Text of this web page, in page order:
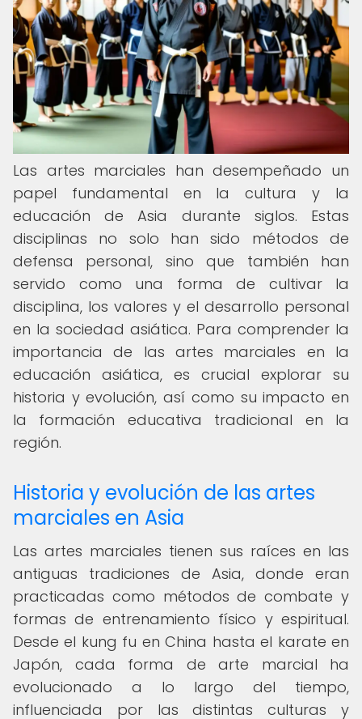
Las artes marciales han desempeñado un
papel fundamental en la cultura y la
educación de Asia durante siglos. Estas
disciplinas no solo han sido métodos de
defensa personal, sino que también han
servido como una forma de cultivar la
disciplina, los valores y el desarrollo personal
en la sociedad asiática. Para comprender la
importancia de las artes marciales en la
educación asiática, es crucial explorar su
historia y evolución, así como su impacto en
la formación educativa tradicional en la
región.
Historia y evolución de las artes
marciales en Asia
Las artes marciales tienen sus raíces en las
antiguas tradiciones de Asia, donde eran
practicadas como métodos de combate y
formas de entrenamiento físico y espiritual.
Desde el kung fu en China hasta el karate en
Japón, cada forma de arte marcial ha
evolucionado a lo largo del tiempo,
influenciada por las distintas culturas y